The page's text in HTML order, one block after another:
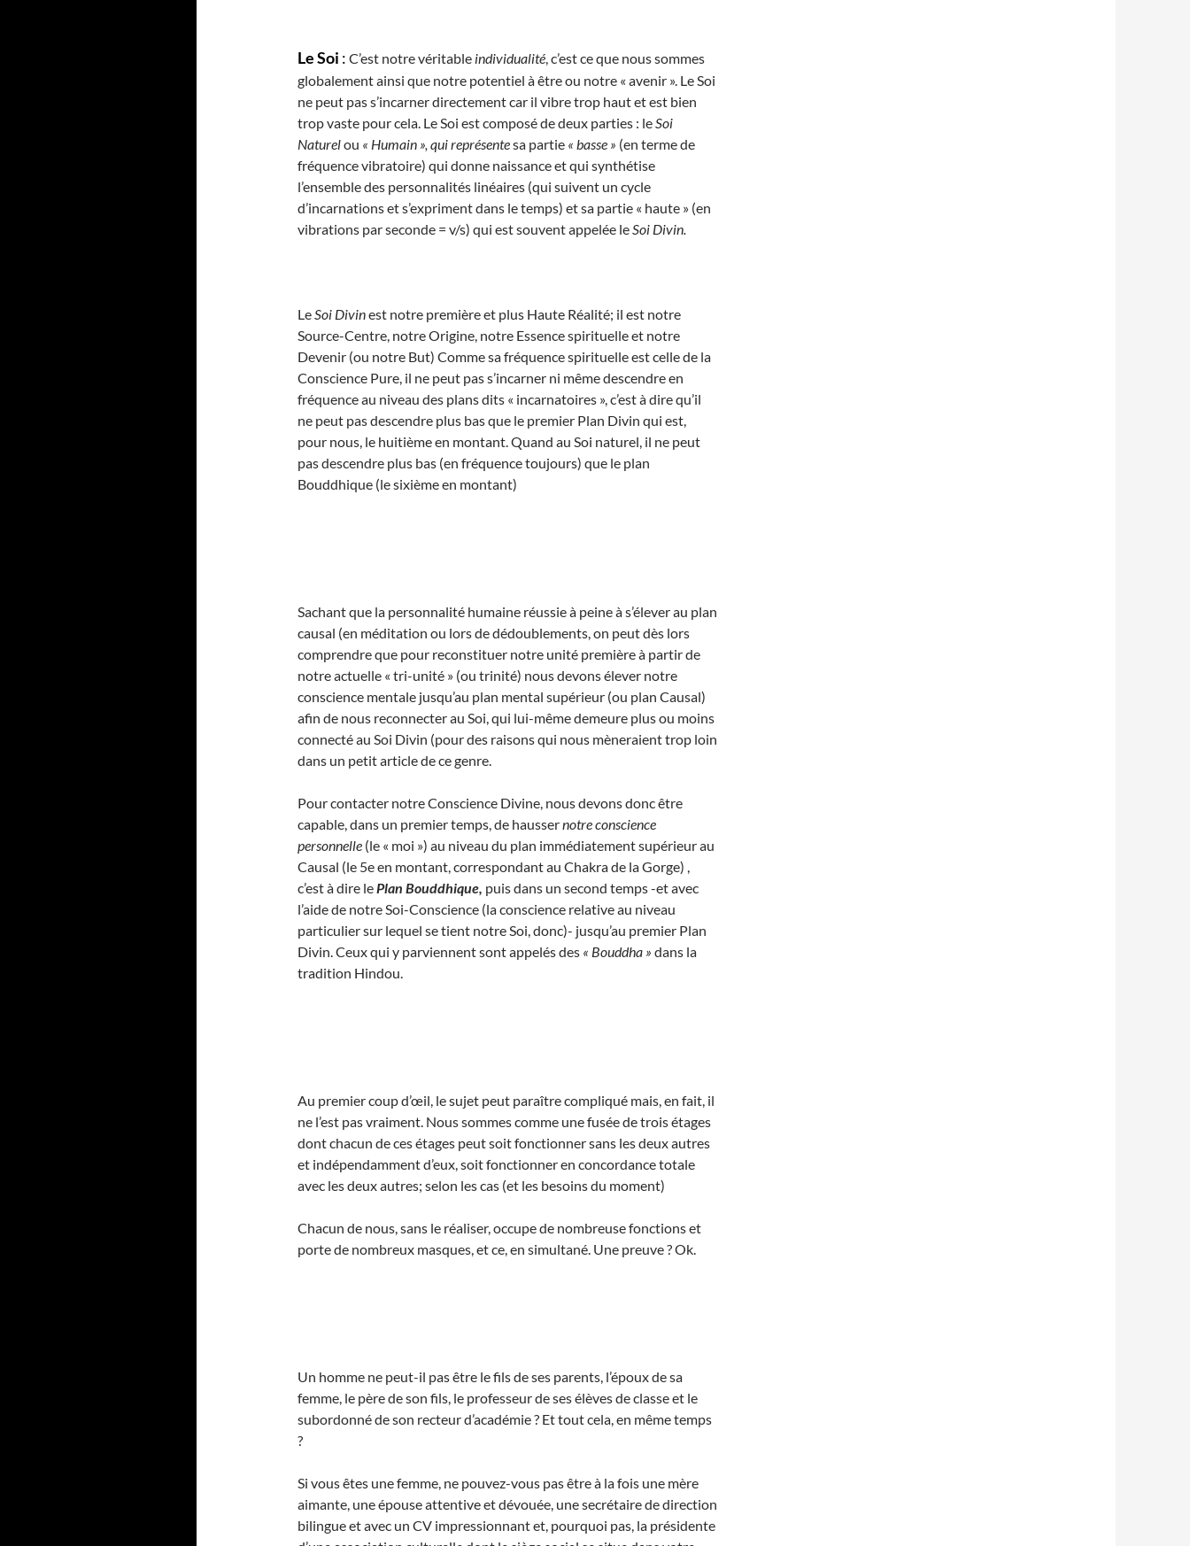
Le Soi : C’est notre véritable individualité, c’est ce que nous sommes
globalement ainsi que notre potentiel à être ou notre « avenir ». Le Soi
ne peut pas s’incarner directement car il vibre trop haut et est bien
trop vaste pour cela. Le Soi est composé de deux parties : leSoi
Naturelou « Humain », qui représentesa partie « basse » (en terme de
fréquence vibratoire) qui donne naissance et qui synthétise
l’ensemble des personnalités linéaires (qui suivent un cycle
d’incarnations et s’expriment dans le temps) et sa partie « haute » (en
vibrations par seconde = v/s) qui est souvent appelée leSoi Divin.
LeSoi Divinest notre première et plus Haute Réalité; il est notre
Source-Centre, notre Origine, notre Essence spirituelle et notre
Devenir (ou notre But) Comme sa fréquence spirituelle est celle de la
Conscience Pure, il ne peut pas s’incarner ni même descendre en
fréquence au niveau des plans dits « incarnatoires », c’est à dire qu’il
ne peut pas descendre plus bas que le premier Plan Divin qui est,
pour nous, le huitième en montant. Quand au Soi naturel, il ne peut
pas descendre plus bas (en fréquence toujours) que le plan
Bouddhique (le sixième en montant)
Sachant que la personnalité humaine réussie à peine à s’élever au plan
causal (en méditation ou lors de dédoublements, on peut dès lors
comprendre que pour reconstituer notre unité première à partir de
notre actuelle « tri-unité » (ou trinité) nous devons élever notre
conscience mentale jusqu’au plan mental supérieur (ou plan Causal)
afin de nous reconnecter au Soi, qui lui-même demeure plus ou moins
connecté au Soi Divin (pour des raisons qui nous mèneraient trop loin
dans un petit article de ce genre.
Pour contacter notre Conscience Divine, nous devons donc être
capable, dans un premier temps, de haussernotre conscience
personnelle (le « moi ») au niveau du plan immédiatement supérieur au
Causal (le 5e en montant, correspondant au Chakra de la Gorge) ,
c’est à dire lePlan Bouddhique, puis dans un second temps -et avec
l’aide de notre Soi-Conscience (la conscience relative au niveau
particulier sur lequel se tient notre Soi, donc)- jusqu’au premier Plan
Divin. Ceux qui y parviennent sont appelés des « Bouddha » dans la
tradition Hindou.
Au premier coup d’œil, le sujet peut paraître compliqué mais, en fait, il
ne l’est pas vraiment. Nous sommes comme une fusée de trois étages
dont chacun de ces étages peut soit fonctionner sans les deux autres
et indépendamment d’eux, soit fonctionner en concordance totale
avec les deux autres; selon les cas (et les besoins du moment)
Chacun de nous, sans le réaliser, occupe de nombreuse fonctions et
porte de nombreux masques, et ce, en simultané. Une preuve ? Ok.
Un homme ne peut-il pas être le fils de ses parents, l’époux de sa
femme, le père de son fils, le professeur de ses élèves de classe et le
subordonné de son recteur d’académie ? Et tout cela, en même temps
?
Si vous êtes une femme, ne pouvez-vous pas être à la fois une mère
aimante, une épouse attentive et dévouée, une secrétaire de direction
bilingue et avec un CV impressionnant et, pourquoi pas, la présidente